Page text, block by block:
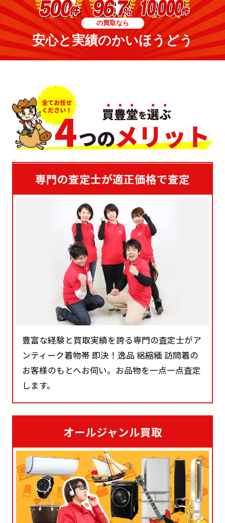
の買取なら
安心と実績のかいほうどう
専門の査定士が適正価格で査定
豊富な経験と買取実績を誇る専門の査定士がア
ンティーク着物帯 即決！逸品 絽縮緬 訪問着の
お客様のもとへお伺い。お品物を一点一点査定
します。
オールジャンル買取